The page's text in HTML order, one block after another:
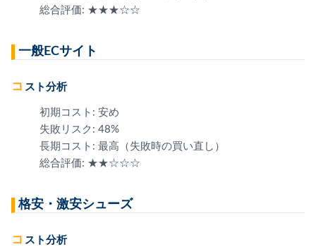
総合評価: ★★★☆☆
一般ECサイト
コスト分析
初期コスト: 安め
失敗リスク: 48%
長期コスト: 最高（失敗時の買い直し）
総合評価: ★★☆☆☆
格安・激安シューズ
コスト分析